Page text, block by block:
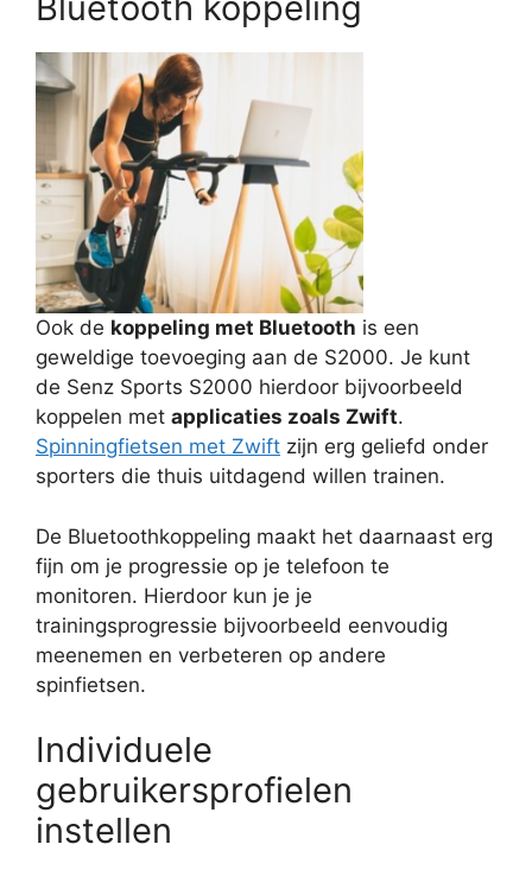
Ook de koppeling met Bluetooth is een
geweldige toevoeging aan de S2000. Je kunt
de Senz Sports S2000 hierdoor bijvoorbeeld
koppelen met applicaties zoals Zwift.
Spinningfietsen met Zwift zijn erg geliefd onder
sporters die thuis uitdagend willen trainen.
De Bluetoothkoppeling maakt het daarnaast erg
fijn om je progressie op je telefoon te
monitoren. Hierdoor kun je je
trainingsprogressie bijvoorbeeld eenvoudig
meenemen en verbeteren op andere
spinfietsen.
Individuele
gebruikersprofielen
instellen